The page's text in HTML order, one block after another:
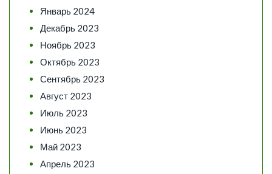
Январь 2024
Декабрь 2023
Ноябрь 2023
Октябрь 2023
Сентябрь 2023
Август 2023
Июль 2023
Июнь 2023
Май 2023
Апрель 2023